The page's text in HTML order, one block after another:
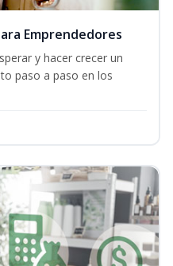
Emprendedores
y hacer crecer un
paso a paso en los